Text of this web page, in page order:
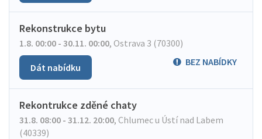
Rekonstrukce bytu
1.8. 00:00 - 30.11. 00:00, Ostrava 3 (70300)
BEZ NABÍDKY
Dát nabídku
Rekontrukce zděné chaty
31.8. 08:00 - 31.12. 20:00, Chlumec u Ústí nad Labem
(40339)